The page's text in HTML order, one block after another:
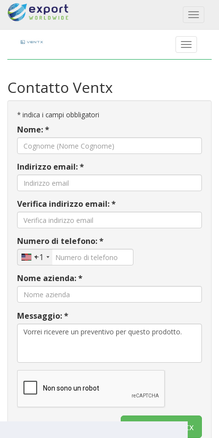
Toggle
Contatto Ventx
* indica i campi obbligatori
Nome: *
Indirizzo email: *
Verifica indirizzo email: *
Numero di telefono: *
+1
Nome azienda: *
Messaggio: *
Contatto Ventx